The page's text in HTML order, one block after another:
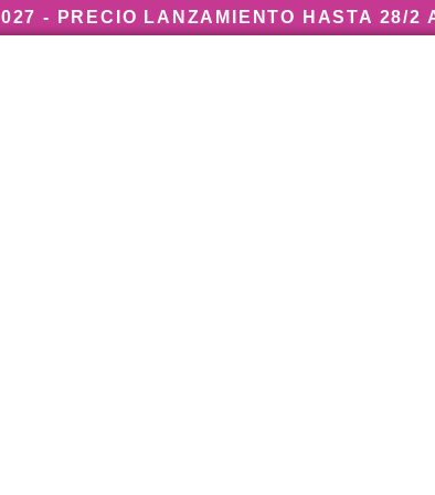
- PRECIO LANZAMIENTO HASTA 28/2